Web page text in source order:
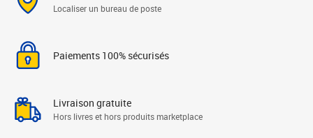
Localiser un bureau de poste
Paiements 100% sécurisés
Livraison gratuite
Hors livres et hors produits marketplace